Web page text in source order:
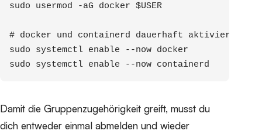
sudo usermod -aG docker $USER
# docker und containerd dauerhaft aktivieren
sudo systemctl enable --now docker
sudo systemctl enable --now containerd
Damit die Gruppenzugehörigkeit greift, musst du
dich entweder einmal abmelden und wieder